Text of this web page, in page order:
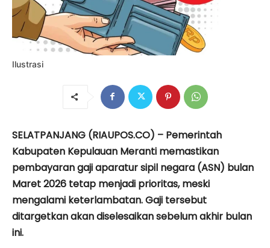
Ilustrasi
SELATPANJANG (RIAUPOS.CO) – Pemerintah
Kabupaten Kepulauan Meranti memastikan
pembayaran gaji aparatur sipil negara (ASN) bulan
Maret 2026 tetap menjadi prioritas, meski
mengalami keterlambatan. Gaji tersebut
ditargetkan akan diselesaikan sebelum akhir bulan
ini.